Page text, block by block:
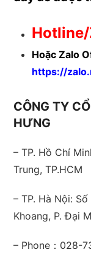
Hoặc Zalo
https://
CÔNG TY
HƯNG
– TP. Hồ Chí
Trung, TP.HCM
– TP. Hà Nội:
Khoang, P. Đại
– Phone：028-